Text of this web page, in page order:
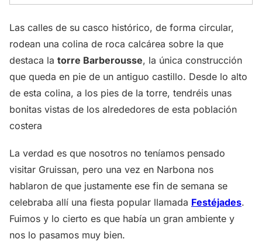
Las calles de su casco histórico, de forma circular,
rodean una colina de roca calcárea sobre la que
destaca la torre Barberousse, la única construcción
que queda en pie de un antiguo castillo. Desde lo alto
de esta colina, a los pies de la torre, tendréis unas
bonitas vistas de los alrededores de esta población
costera
La verdad es que nosotros no teníamos pensado
visitar Gruissan, pero una vez en Narbona nos
hablaron de que justamente ese fin de semana se
celebraba allí una fiesta popular llamada Festéjades.
Fuimos y lo cierto es que había un gran ambiente y
nos lo pasamos muy bien.